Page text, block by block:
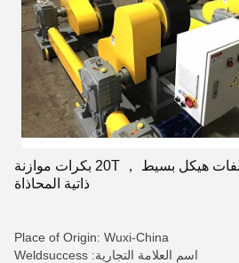
الأنابيب الثقيلة تحول لفات هيكل بسيط ， 20T بكرات موازنة
ذاتية المحاذاة
Place of Origin: Wuxi-China
اسم العلامة التجارية: Weldsuccess